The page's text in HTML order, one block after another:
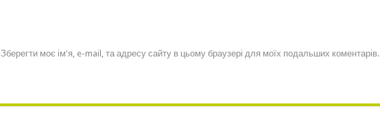
Зберегти моє ім'я, e-mail, та адресу сайту в цьому браузері для моїх подальших коментарів.